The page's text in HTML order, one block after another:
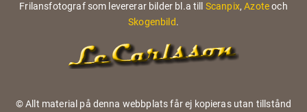
Frilansfotograf som levererar bilder bl.a till Scanpix,Azoteoch
Skogenbild.
© Allt material på denna webbplats får ej kopieras utan tillstånd